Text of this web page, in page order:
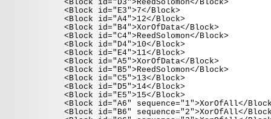
<Block id="D3">ReedSolomon</Block>
<Block id="E3">7</Block>
<Block id="A4">12</Block>
<Block id="B4">XorOfData</Block>
<Block id="C4">ReedSolomon</Block>
<Block id="D4">10</Block>
<Block id="E4">11</Block>
<Block id="A5">XorOfData</Block>
<Block id="B5">ReedSolomon</Block>
<Block id="C5">13</Block>
<Block id="D5">14</Block>
<Block id="E5">15</Block>
<Block id="A6" sequence="1">XorOfAll</
<Block id="B6" sequence="2">XorOfAll</